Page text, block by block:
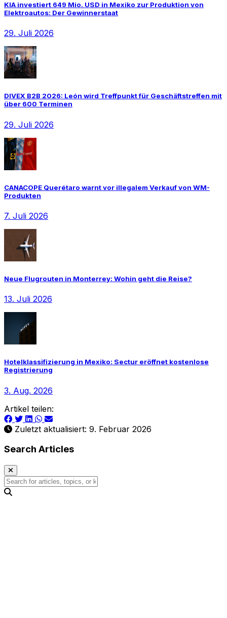
KIA investiert 649 Mio. USD in Mexiko zur Produktion von
Elektroautos: Der Gewinnerstaat
29. Juli 2026
DIVEX B2B 2026: León wird Treffpunkt für Geschäftstreffen mit
über 600 Terminen
29. Juli 2026
CANACOPE Querétaro warnt vor illegalem Verkauf von WM-
Produkten
7. Juli 2026
Neue Flugrouten in Monterrey: Wohin geht die Reise?
13. Juli 2026
Hotelklassifizierung in Mexiko: Sectur eröffnet kostenlose
Registrierung
3. Aug. 2026
Artikel teilen:
Zuletzt aktualisiert: 9. Februar 2026
Search Articles